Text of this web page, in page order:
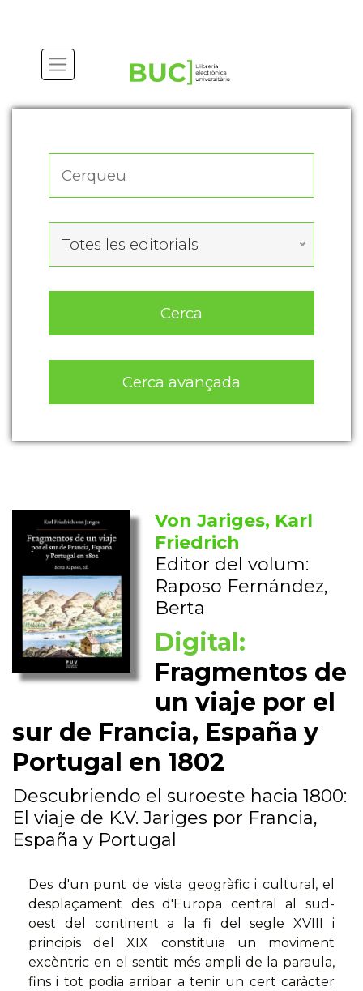
Totes les editorials
Cerca
Cerca avançada
Von Jariges, Karl
Friedrich
Editor del volum:
Raposo Fernández,
Berta
Digital:
Fragmentos de
un viaje por el
sur de Francia, España y
Portugal en 1802
Descubriendo el suroeste hacia 1800:
El viaje de K.V. Jariges por Francia,
España y Portugal
Des d'un punt de vista geogràfic i cultural, el
desplaçament des d'Europa central al sud-
oest del continent a la fi del segle XVIII i
principis del XIX constituïa un moviment
excèntric en el sentit més ampli de la paraula,
fins i tot podia arribar a tenir un cert caràcter